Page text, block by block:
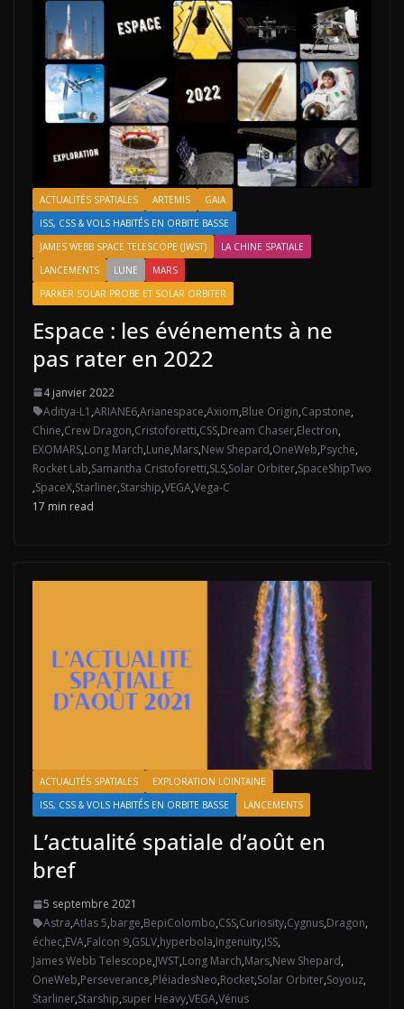
ACTUALITÉS SPATIALES ARTEMIS
GAIA
ISS, CSS & VOLS HABITÉS EN ORBITE BASSE
JAMES WEBB SPACE TELESCOPE (JWST)
LA CHINE SPATIALE
LANCEMENTS
LUNE
MARS
PARKER SOLAR PROBE ET SOLAR ORBITER
Espace : les événements à ne
pas rater en 2022
4 janvier 2022
Aditya-L1 ,ARIANE6,Arianespace,Axiom,Blue Origin,Capstone,
Chine,Crew Dragon,Cristoforetti,CSS,Dream Chaser,Electron,
EXOMARS,Long March,Lune,Mars,New Shepard,OneWeb,Psyche,
Rocket Lab,Samantha Cristoforetti,SLS,Solar Orbiter,SpaceShipTwo
,SpaceX,Starliner,Starship,VEGA,Vega-C
17 min read
ACTUALITÉS SPATIALES
EXPLORATION LOINTAINE
ISS, CSS & VOLS HABITÉS EN ORBITE BASSE
LANCEMENTS
L’actualité spatiale d’août en
bref
5 septembre 2021
Astra,Atlas 5,barge,BepiColombo,CSS,Curiosity,Cygnus,Dragon,
échec,EVA,Falcon 9,GSLV,hyperbola,Ingenuity,ISS,
James Webb Telescope,JWST,Long March,Mars,New Shepard,
OneWeb,Perseverance,PléiadesNeo,Rocket,Solar Orbiter,Soyouz,
Starliner,Starship,super Heavy,VEGA,Vénus